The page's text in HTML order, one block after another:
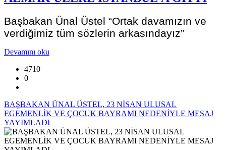
Başbakan Ünal Üstel “Ortak davamızın ve
verdiğimiz tüm sözlerin arkasındayız”
Devamını oku
4710
0
BAŞBAKAN ÜNAL ÜSTEL, 23 NİSAN ULUSAL
EGEMENLİK VE ÇOCUK BAYRAMI NEDENİYLE MESAJ
YAYIMLADI